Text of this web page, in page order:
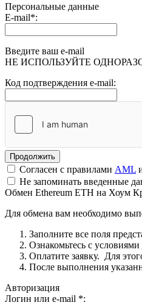
Персональные данные
E-mail*:
Введите ваш e-mail
НЕ ИСПОЛЬЗУЙТЕ
Код подтверждения e-mail:
Согласен с правилами AML
Не запоминать введенные
Обмен Ethereum ETH на Хоум
Для обмена вам необходимо
Заполните все поля
Ознакомьтесь с
Оплатите заявку. Для
После выполнения
Авторизация
Логин или e-mail *: